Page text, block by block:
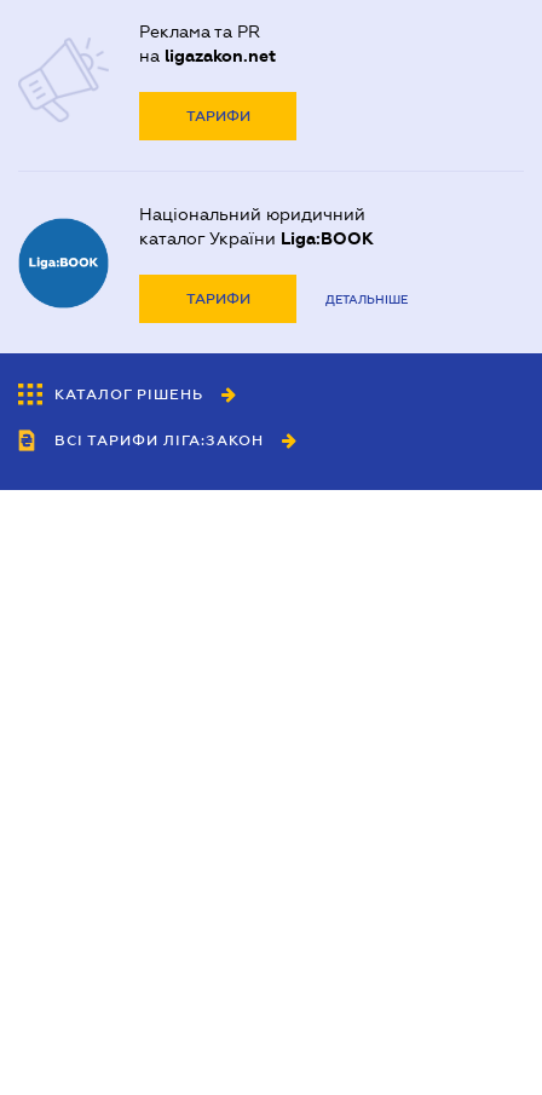
Реклама та PR
на ligazakon.net
ТАРИФИ
Національний юридичний
каталог України Liga:BOOK
ТАРИФИ ДЕТАЛЬНІШЕ
КАТАЛОГ РІШЕНЬ
ВСІ ТАРИФИ ЛІГА:ЗАКОН